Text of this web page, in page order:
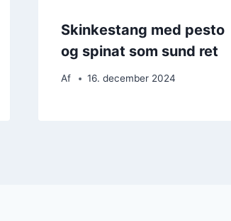
Skinkestang med pesto
og spinat som sund ret
Af 16. december 2024